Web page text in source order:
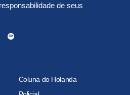
de seus
Coluna do Holanda